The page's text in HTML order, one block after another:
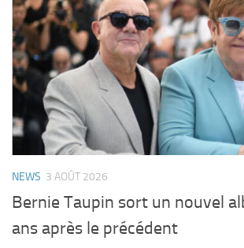
NEWS 3 AOÛT 2026
Bernie Taupin sort un nouvel
ans après le précédent